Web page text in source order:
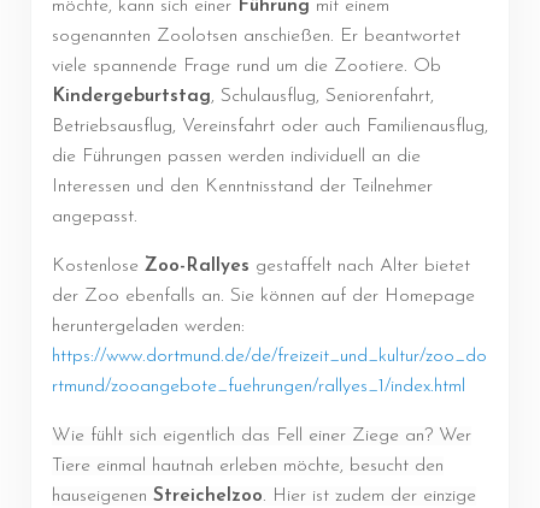
möchte, kann sich einer Führung mit einem
sogenannten Zoolotsen anschießen. Er beantwortet
viele spannende Frage rund um die Zootiere. Ob
Kindergeburtstag, Schulausflug, Seniorenfahrt,
Betriebsausflug, Vereinsfahrt oder auch Familienausflug,
die Führungen passen werden individuell an die
Interessen und den Kenntnisstand der Teilnehmer
angepasst.
Kostenlose Zoo-Rallyes gestaffelt nach Alter bietet
der Zoo ebenfalls an. Sie können auf der Homepage
heruntergeladen werden:
https://www.dortmund.de/de/freizeit_und_kultur/zoo_do
rtmund/zooangebote_fuehrungen/rallyes_1/index.html
Wie fühlt sich eigentlich das Fell einer Ziege an? Wer
Tiere einmal hautnah erleben möchte, besucht den
hauseigenen Streichelzoo. Hier ist zudem der einzige